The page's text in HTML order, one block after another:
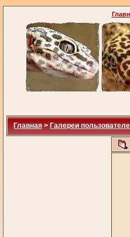
Главная > Галереи